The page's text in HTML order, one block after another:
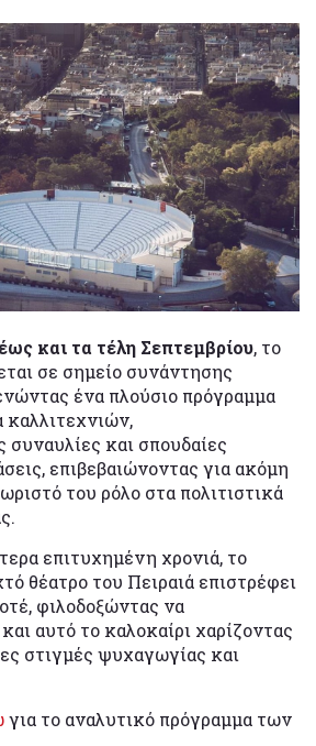
και τα τέλη Σεπτεμβρίου, το
σε σημείο συνάντησης
ένα πλούσιο πρόγραμμα
καλλιτεχνιών,
και σπουδαίες
επιβεβαιώνοντας για ακόμη
του ρόλο στα πολιτιστικά
επιτυχημένη χρονιά, το
θέατρο του Πειραιά επιστρέφει
φιλοδοξώντας να
αυτό το καλοκαίρι χαρίζοντας
στιγμές ψυχαγωγίας και
για το αναλυτικό πρόγραμμα των